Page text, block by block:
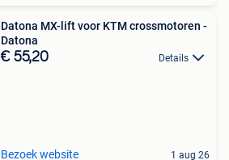
Datona MX-lift voor KTM crossmotoren -
Datona
€ 55,20 Details
Bezoek website 1 aug 26